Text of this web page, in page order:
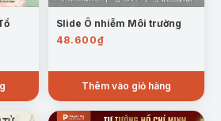
Slide Ô nhiễm Môi trường
48.600₫
Thêm vào giỏ hàng